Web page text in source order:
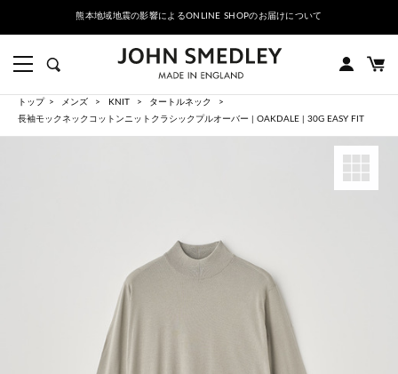
熊本地域地震の影響によるONLINE SHOPのお届けについて
トップ メンズ KNIT
タートルネック
長袖モックネックコットンニットクラシックプルオーバー | OAKDALE | 30G EASY FIT